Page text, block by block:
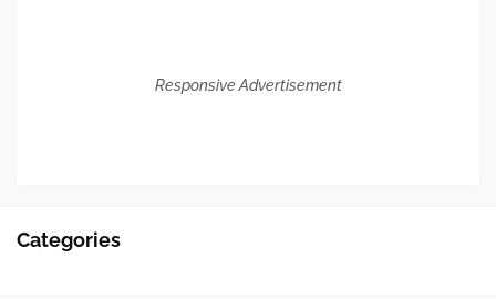
Responsive Advertisement
Categories